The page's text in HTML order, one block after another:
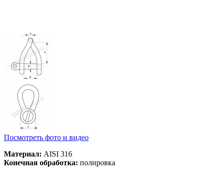
Посмотреть фото и видео
Материал: AISI 316
Конечная обработка: полировка